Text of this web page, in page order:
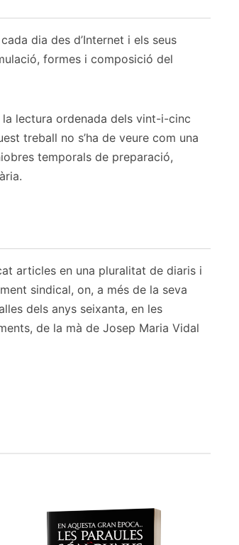
dia des d’Internet i els seus
formes i composició del
la lectura ordenada dels vint-i-cinc
treball no s’ha de veure com una
temporals de preparació,
articles en una pluralitat de diaris i
sindical, on, a més de la seva
dels anys seixanta, en les
de la mà de Josep Maria Vidal